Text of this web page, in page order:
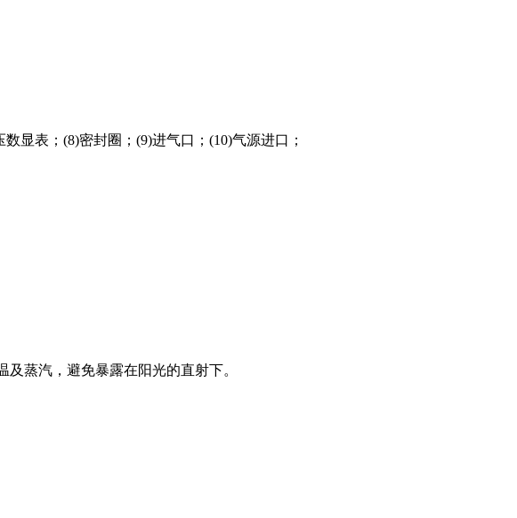
显表；(8)密封圈；(9)进气口；(10)气源进口；
蒸汽，避免暴露在阳光的直射下。